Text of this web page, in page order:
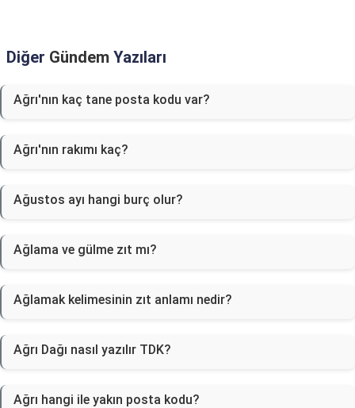
Diğer Gündem Yazıları
Ağrı'nın kaç tane posta kodu var?
Ağrı'nın rakımı kaç?
Ağustos ayı hangi burç olur?
Ağlama ve gülme zıt mı?
Ağlamak kelimesinin zıt anlamı nedir?
Ağrı Dağı nasıl yazılır TDK?
Ağrı hangi ile yakın posta kodu?